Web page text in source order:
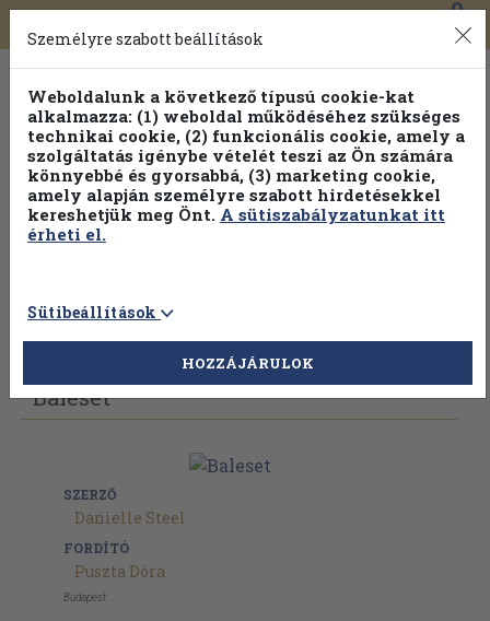
Toggle
navigation
0
Vissza az előző oldalra Válasszon példányt
Baleset
SZERZŐ
Danielle Steel
FORDÍTÓ
Puszta Dóra
Budapest
Személyre szabott beállítások
Weboldalunk a következő típusú cookie-kat
alkalmazza: (1) weboldal működéséhez szükséges
technikai cookie, (2) funkcionális cookie, amely a
szolgáltatás igénybe vételét teszi az Ön számára
könnyebbé és gyorsabbá, (3) marketing cookie,
amely alapján személyre szabott hirdetésekkel
kereshetjük meg Önt. A sütiszabályzatunkat itt
érheti el.
Sütibeállítások
HOZZÁJÁRULOK